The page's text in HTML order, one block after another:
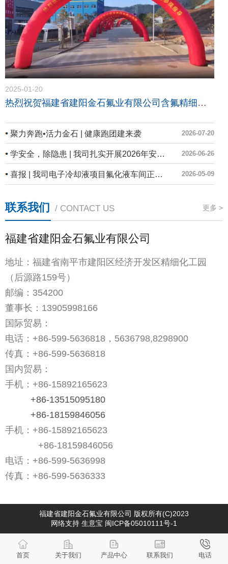
2025-01-20
热烈祝贺福建省建阳金石氟业有限公司含氟精细化学品（一期）项目竣工投产
聚力奔跑•活力金石 | 健康跑团建来袭 2026-07-20
学安全，除隐患 | 我司扎实开展2026年安全生产月系列活动 2026-06-26
喜报 | 我司电子冷却液项目氟化液车间正式投产！ 2026-05-09
联系我们 / CONTACT US 更多 >
福建省建阳金石氟业有限公司
地址：福建省南平市建阳区经济开发区精细化工园
（后源路159号）
邮编：354200
董事长： 13905998166
国际贸易：
电话：+86-599-5636818， 5636798,8298900
传真： +86-599-5636818
国内贸易：
手机： +86-15892165623
+86-13515095180
+86-18159846056
手机： +86-15892165623
+86-18159846056
电话： +86-599-5636998
传真： +86-599-5636333
福建省建阳金石氟业有限公司 版权所有(C)2023
网络支持 生意宝 闽ICP备05010111号-1
首页 关于我们 产品中心 联系我们 电话